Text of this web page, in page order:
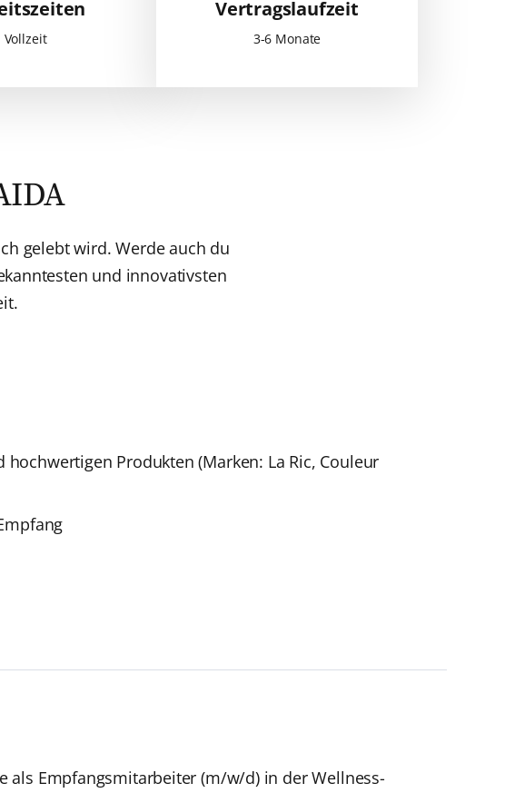
Vollzeit 3-6 Monate
Vertragslaufzeit
gelebt wird. Werde auch du
und innovativsten
Produkten (Marken: La Ric, Couleur
als Empfangsmitarbeiter (m/w/d) in der Wellness-